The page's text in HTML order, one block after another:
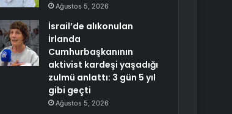
Ağustos 5, 2026
İsrail’de alıkonulan
İrlanda
Cumhurbaşkanının
aktivist kardeşi yaşadığı
zulmü anlattı: 3 gün 5 yıl
gibi geçti
Ağustos 5, 2026